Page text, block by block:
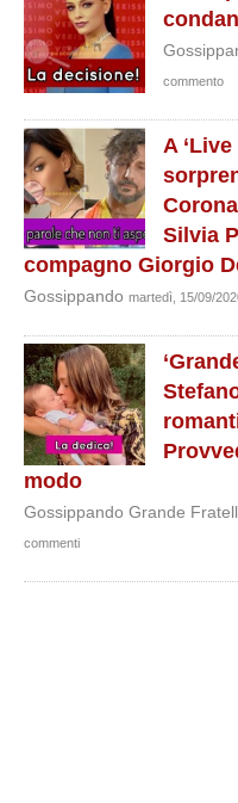
commento
A ‘Live
Silvia
compagno Giorgio
Gossippando martedì, 15/09/
modo
Gossippando Grande
commenti